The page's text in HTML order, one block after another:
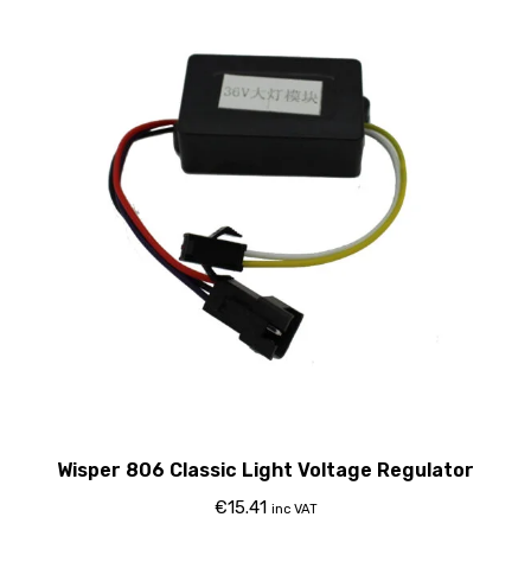
Wisper 806 Classic Light Voltage Regulator
€15.41 inc VAT